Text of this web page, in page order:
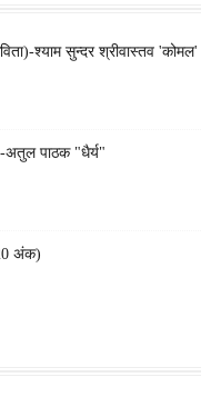
श्याम सुन्दर श्रीवास्तव 'कोमल'
अतुल पाठक "धैर्य"
अंक)